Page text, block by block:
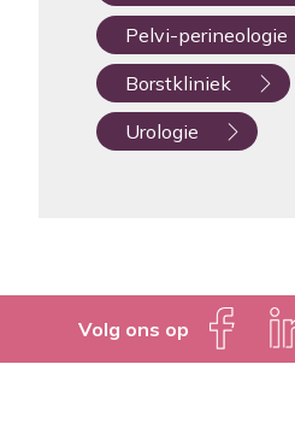
Pelvi-perineologie
Borstkliniek
Urologie
Volg ons op